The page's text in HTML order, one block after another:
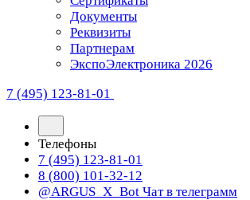
Документы
Реквизиты
Партнерам
ЭкспоЭлектроника 2026
7 (495) 123-81-01
Телефоны
7 (495) 123-81-01
8 (800) 101-32-12
@ARGUS_X_Bot Чат в телеграмм